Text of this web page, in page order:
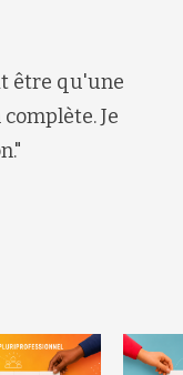
être qu'une
Je